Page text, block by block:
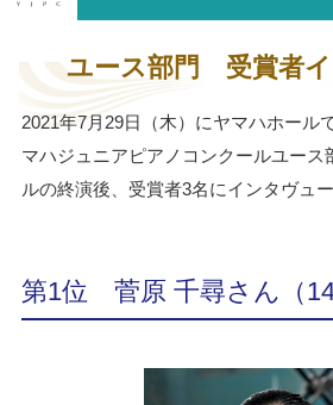
ユース部門 受賞者
2021年7月29日（木）にヤマハホール
マハジュニアピアノコンクールユース
ルの終演後、受賞者3名にインタヴュ
第1位 菅原 千尋さん（14